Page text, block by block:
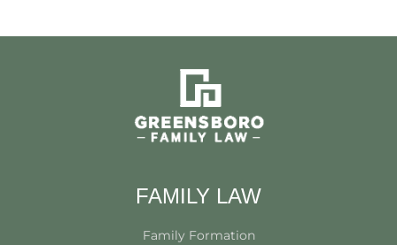
FAMILY LAW
Family Formation